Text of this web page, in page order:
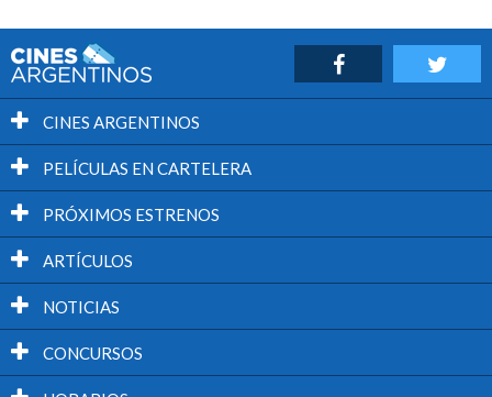
CINES ARGENTINOS
PELÍCULAS EN CARTELERA
PRÓXIMOS ESTRENOS
ARTÍCULOS
NOTICIAS
CONCURSOS